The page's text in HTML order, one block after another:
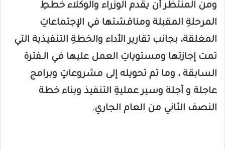
ومن المنتظر أن يقدم الوزراء والوكلاء خططِ
المرحلةِ المقبلة ومناقشتها في الإجتماعاتِ
المغلقة، بجانب تقارير الأداء والخطةِ التنفيذية التي
تمت إجازتها ومستوياتِ العمل عليها في الـفترة
السابقة ، وما تم تحويله إلى مشروعاتٍ وبرامج
عاجلة و آجلة وسير عمليةِ التنفيذ وبناء خطة
النصف الثاني من العام الجاري.